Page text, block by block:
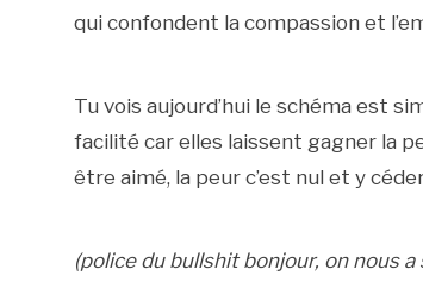
qui confondent la compassion et
Tu vois aujourd’hui le schéma est
facilité car elles laissent gagner la
être aimé, la peur c’est nul et y
(police du bullshit bonjour, on nous